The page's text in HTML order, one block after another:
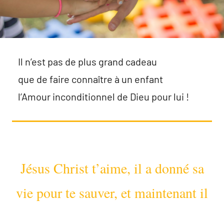
Il n’est pas de plus grand cadeau
que de faire connaître à un enfant
l’Amour inconditionnel de Dieu pour lui !
Jésus Christ t’aime, il a donné sa
vie pour te sauver, et maintenant il